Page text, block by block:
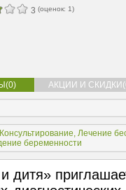
3 (оценок: 1)
АКЦИИ И
Консультирование, Лечение
беременности
дитя»